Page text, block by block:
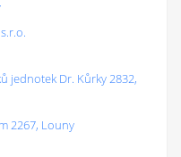
jednotek Dr. Kůrky 2832,
2267, Louny